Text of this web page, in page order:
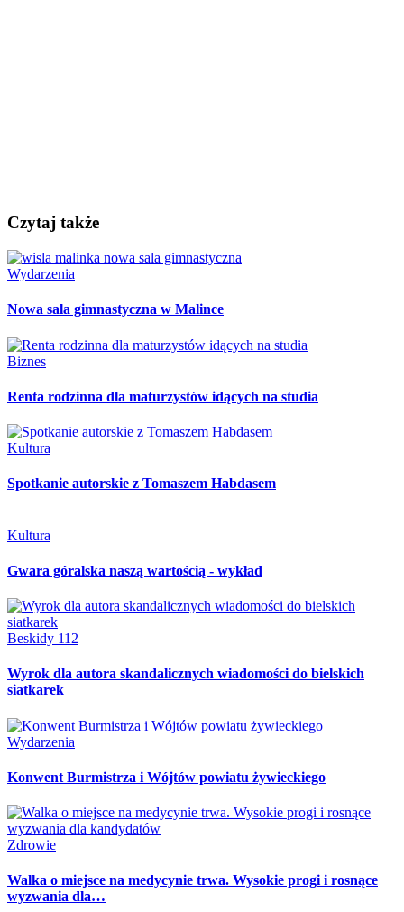
Czytaj także
Wydarzenia
Nowa sala gimnastyczna w Malince
Biznes
Renta rodzinna dla maturzystów idących na studia
Kultura
Spotkanie autorskie z Tomaszem Habdasem
Kultura
Gwara góralska naszą wartością - wykład
Beskidy 112
Wyrok dla autora skandalicznych wiadomości do bielskich
siatkarek
Wydarzenia
Konwent Burmistrza i Wójtów powiatu żywieckiego
Zdrowie
Walka o miejsce na medycynie trwa. Wysokie progi i rosnące
wyzwania dla…